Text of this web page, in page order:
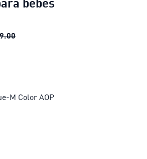
Conjunto con pants BMW M
M Color AOP